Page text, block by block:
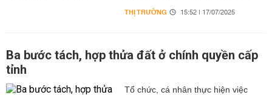
THỊ TRƯỜNG 15:52 | 17/07/2025
Ba bước tách, hợp thửa đất ở chính quyền cấp
tỉnh
Tổ chức, cá nhân thực hiện việc